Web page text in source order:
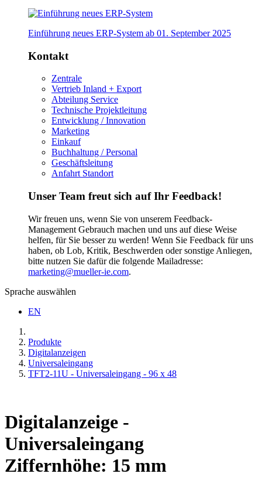
Einführung neues ERP-System ab 01. September 2025
Kontakt
Zentrale
Vertrieb Inland + Export
Abteilung Service
Technische Projektleitung
Entwicklung / Innovation
Marketing
Einkauf
Buchhaltung / Personal
Geschäftsleitung
Anfahrt Standort
Unser Team freut sich auf Ihr Feedback!
Wir freuen uns, wenn Sie von unserem Feedback-
Management Gebrauch machen und uns auf diese Weise
helfen, für Sie besser zu werden! Wenn Sie Feedback für uns
haben, ob Lob, Kritik, Beschwerden oder sonstige Anliegen,
bitte nutzen Sie dafür die folgende Mailadresse:
marketing@mueller-ie.com.
Sprache auswählen
EN
Produkte
Digitalanzeigen
Universaleingang
TFT2-11U - Universaleingang - 96 x 48
Digitalanzeige -
Universaleingang
Ziffernhöhe: 15 mm